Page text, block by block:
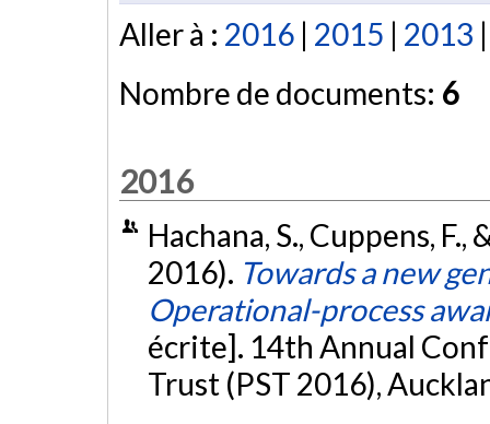
Aller à : 2016 | 2015 | 2013
Nombre de documents: 6
2016
Hachana, S., Cuppens,
2016). Towards a new
Operational-process
écrite]. 14th Annual
Trust (PST 2016),